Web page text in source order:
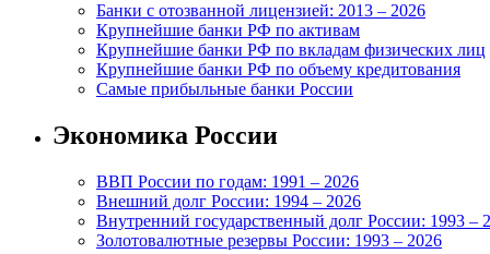
Банки с отозванной лицензией: 2013 – 2026
Крупнейшие банки РФ по активам
Крупнейшие банки РФ по вкладам физических лиц
Крупнейшие банки РФ по объему кредитования
Самые прибыльные банки России
Экономика России
ВВП России по годам: 1991 – 2026
Внешний долг России: 1994 – 2026
Внутренний государственный долг России: 1993 –
Золотовалютные резервы России: 1993 – 2026